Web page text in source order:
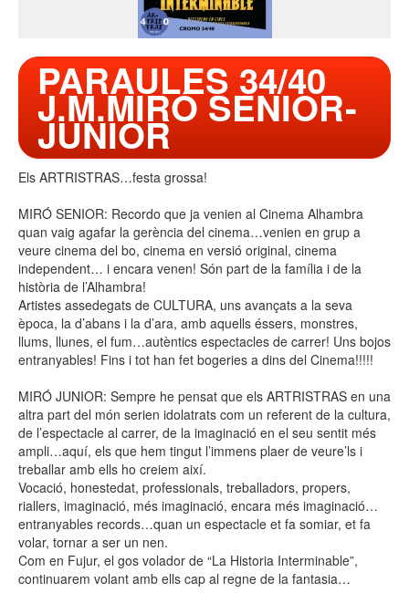
PARAULES 34/40
J.M.MIRÓ SENIOR-
JUNIOR
Els ARTRISTRAS…festa grossa!
MIRÓ SENIOR: Recordo que ja venien al Cinema Alhambra
quan vaig agafar la gerència del cinema…venien en grup a
veure cinema del bo, cinema en versió original, cinema
independent… i encara venen! Són part de la família i de la
història de l’Alhambra!
Artistes assedegats de CULTURA, uns avançats a la seva
època, la d’abans i la d’ara, amb aquells éssers, monstres,
llums, llunes, el fum…autèntics espectacles de carrer! Uns bojos
entranyables! Fins i tot han fet bogeries a dins del Cinema!!!!!
MIRÓ JUNIOR: Sempre he pensat que els ARTRISTRAS en una
altra part del món serien idolatrats com un referent de la cultura,
de l’espectacle al carrer, de la imaginació en el seu sentit més
ampli…aquí, els que hem tingut l’immens plaer de veure’ls i
treballar amb ells ho creiem així.
Vocació, honestedat, professionals, treballadors, propers,
riallers, imaginació, més imaginació, encara més imaginació…
entranyables records…quan un espectacle et fa somiar, et fa
volar, tornar a ser un nen.
Com en Fujur, el gos volador de “La Historia Interminable”,
continuarem volant amb ells cap al regne de la fantasia…